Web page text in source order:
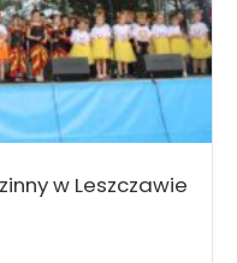
w Leszczawie